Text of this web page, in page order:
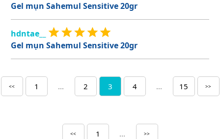
Gel mụn Sahemul Sensitive 20gr
hdntae__
Gel mụn Sahemul Sensitive 20gr
<< 1 ... 2 3 4 ... 15 >>
<< 1 ... >>